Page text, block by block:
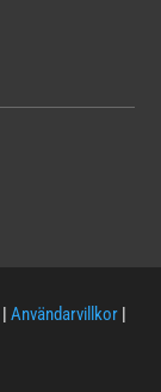
|Användarvillkor |